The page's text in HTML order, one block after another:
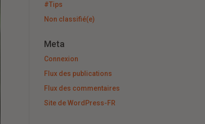
#Tips
Non classifié(e)
Meta
Connexion
Flux des publications
Flux des commentaires
Site de WordPress-FR